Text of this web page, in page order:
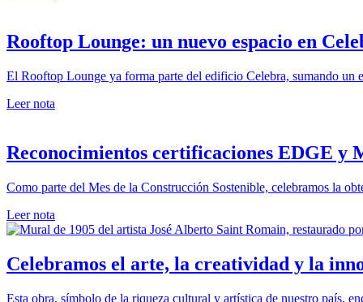
Rooftop Lounge: un nuevo espacio en
El Rooftop Lounge ya forma parte del edificio Celebra, sumando un
Leer nota
Reconocimientos certificaciones EDGE y
Como parte del Mes de la Construcción Sostenible, celebramos la
Leer nota
Celebramos el arte, la creatividad y la
Esta obra, símbolo de la riqueza cultural y artística de nuestro país,